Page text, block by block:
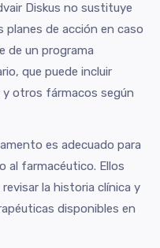
Diskus no sustituye
de acción en caso
de un programa
que puede incluir
y otros fármacos según
es adecuado para
al farmacéutico. Ellos
la historia clínica y
disponibles en